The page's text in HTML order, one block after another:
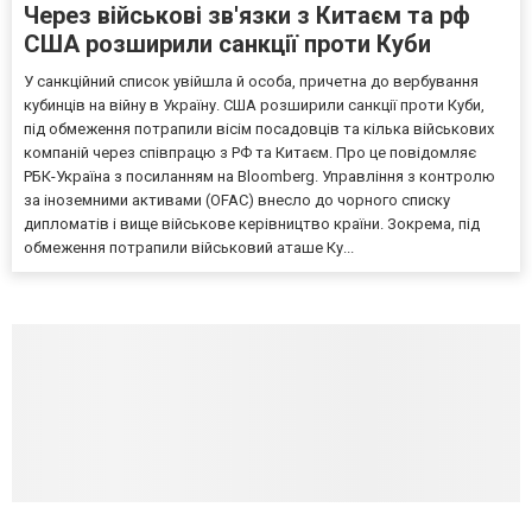
Через військові зв'язки з Китаєм та рф
США розширили санкції проти Куби
У санкційний список увійшла й особа, причетна до вербування
кубинців на війну в Україну. США розширили санкції проти Куби,
під обмеження потрапили вісім посадовців та кілька військових
компаній через співпрацю з РФ та Китаєм. Про це повідомляє
РБК-Україна з посиланням на Bloomberg. Управління з контролю
за іноземними активами (OFAC) внесло до чорного списку
дипломатів і вище військове керівництво країни. Зокрема, під
обмеження потрапили військовий аташе Ку...